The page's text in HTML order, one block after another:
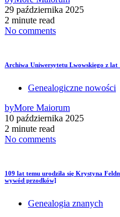
29 października 2025
2 minute read
No comments
Archiwa Uniwersytetu Lwowskiego z lat
Genealogiczne nowości
byMore Maiorum
10 października 2025
2 minute read
No comments
109 lat temu urodziła się Krystyna
wywód przodków]
Genealogia znanych